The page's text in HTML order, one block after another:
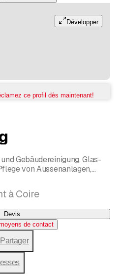
Développer
ce profil dès maintenant!
évaluation
Gebäudereinigung, Glas-
von Aussenanlagen,
à Coire
Devis
de contact
Partager